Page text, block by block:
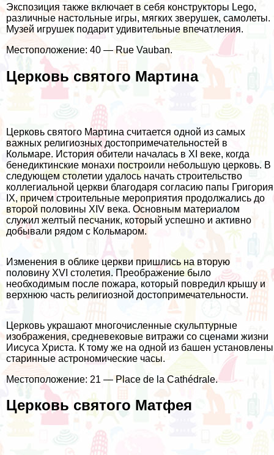
Экспозиция также включает в себя конструкторы Lego,
различные настольные игры, мягких зверушек, самолеты.
Музей игрушек подарит удивительные впечатления.
Местоположение: 40 — Rue Vauban.
Церковь святого Мартина
Церковь святого Мартина считается одной из самых
важных религиозных достопримечательностей в
Кольмаре. История обители началась в XI веке, когда
бенедиктинские монахи построили небольшую церковь. В
следующем столетии удалось начать строительство
коллегиальной церкви благодаря согласию папы Григория
IX, причем строительные мероприятия продолжались до
второй половины XIV века. Основным материалом
служил желтый песчаник, который успешно и активно
добывали рядом с Кольмаром.
Изменения в облике церкви пришлись на вторую
половину XVI столетия. Преображение было
необходимым после пожара, который повредил крышу и
верхнюю часть религиозной достопримечательности.
Церковь украшают многочисленные скульптурные
изображения, средневековые витражи со сценами жизни
Иисуса Христа. К тому же на одной из башен установлены
старинные астрономические часы.
Местоположение: 21 — Place de la Cathédrale.
Церковь святого Матфея